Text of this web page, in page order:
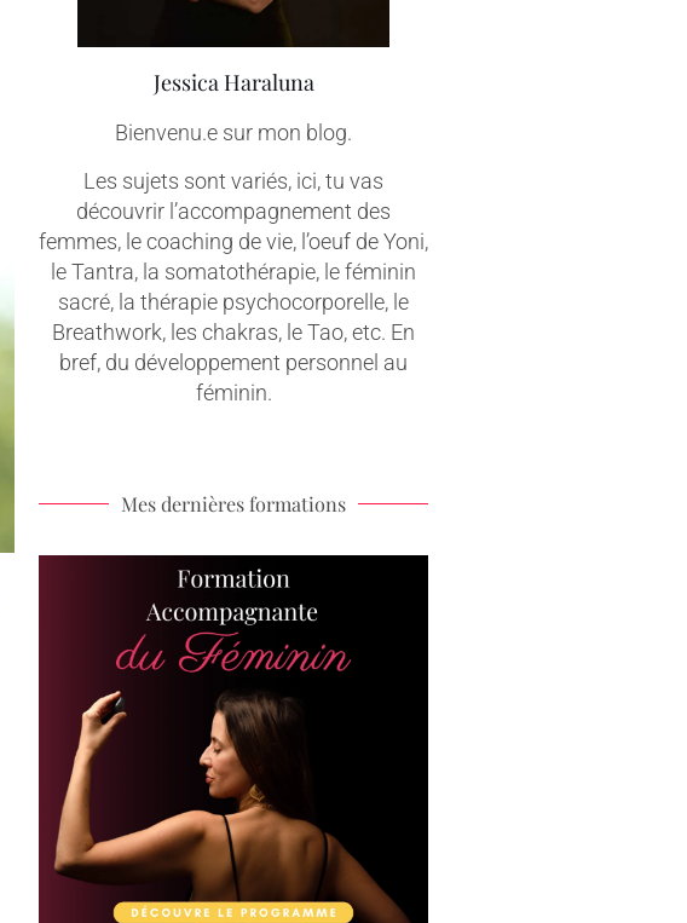
Jessica Haraluna
Bienvenu.e sur mon blog.
Les sujets sont variés, ici, tu vas
découvrir l’accompagnement des
femmes, le coaching de vie, l’oeuf de Yoni,
le Tantra, la somatothérapie, le féminin
sacré, la thérapie psychocorporelle, le
Breathwork, les chakras, le Tao, etc. En
bref, du développement personnel au
féminin.
Mes dernières formations